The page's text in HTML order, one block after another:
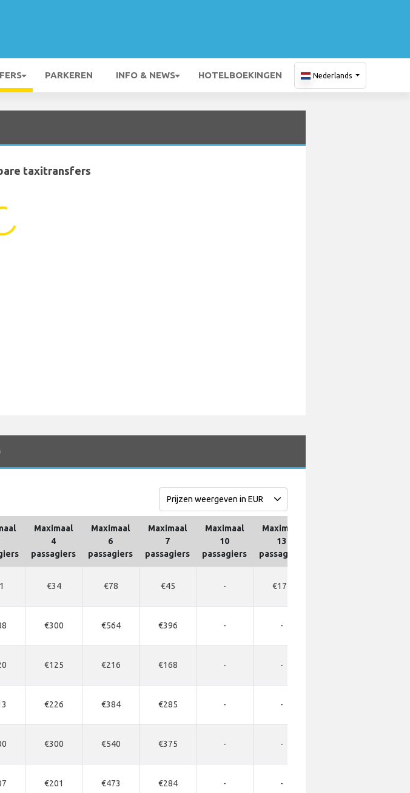
PARKEREN INFO & NEWS HOTELBOEKINGEN Nederlands
taxitransfers
Maximaal
4
passagiers
Maximaal
6
passagiers
Maximaal
7
passagiers
Maximaal
10
passagiers
Maximaal
13
passagiers
€34 €78 €45 - €177
€300 €564 €396 - -
€125 €216 €168 - -
€226 €384 €285 - -
€300 €540 €375 - -
€201 €473 €284 - -